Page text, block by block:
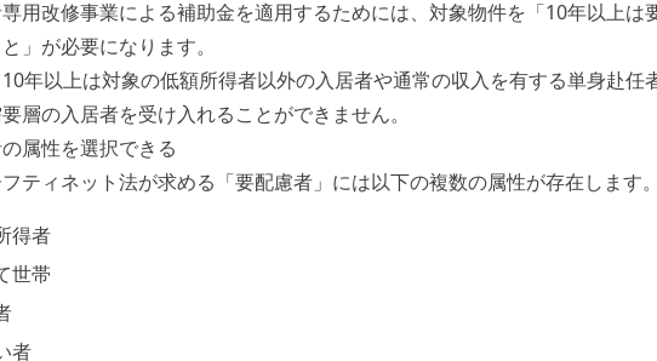
用改修事業による補助金を適用するためには、対象物件を「10年以上は
」が必要になります。
年以上は対象の低額所得者以外の入居者や通常の収入を有する単身赴任
層の入居者を受け入れることができません。
属性を選択できる
ティネット法が求める「要配慮者」には以下の複数の属性が存在します
得者
世帯
者